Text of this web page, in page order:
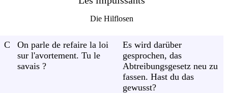
Die Hilflosen
C
On parle de refaire la loi
sur l'avortement. Tu le
savais ?
Es wird darüber
gesprochen, das
Abtreibungsgesetz neu zu
fassen. Hast du das
gewusst?